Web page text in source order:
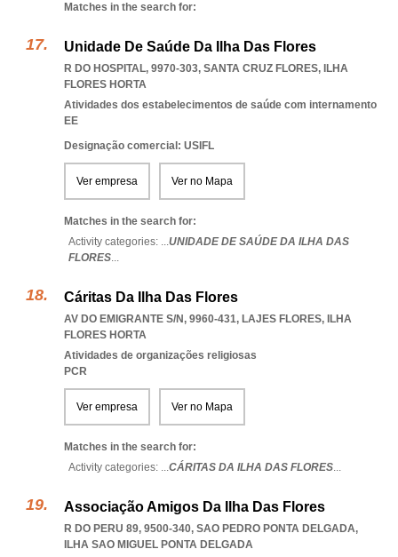
Matches in the search for:
Unidade De Saúde Da Ilha Das Flores
R DO HOSPITAL, 9970-303, SANTA CRUZ FLORES, ILHA
FLORES HORTA
Atividades dos estabelecimentos de saúde com internamento
EE
Designação comercial: USIFL
Ver empresa Ver no Mapa
Matches in the search for:
Activity categories: ...UNIDADE DE SAÚDE DA ILHA DAS
FLORES...
Cáritas Da Ilha Das Flores
AV DO EMIGRANTE S/N, 9960-431, LAJES FLORES, ILHA
FLORES HORTA
Atividades de organizações religiosas
PCR
Ver empresa Ver no Mapa
Matches in the search for:
Activity categories: ...CÁRITAS DA ILHA DAS FLORES...
Associação Amigos Da Ilha Das Flores
R DO PERU 89, 9500-340, SAO PEDRO PONTA DELGADA,
ILHA SAO MIGUEL PONTA DELGADA